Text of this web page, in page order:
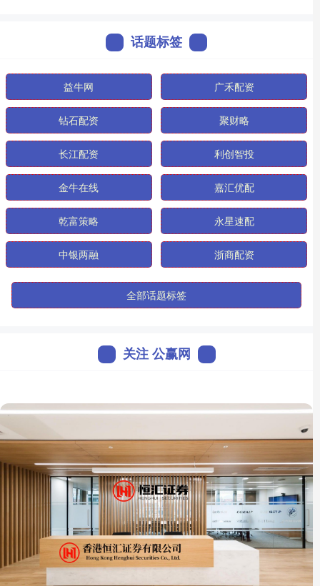
话题标签
益牛网 广禾配资
钻石配资 聚财略
长江配资 利创智投
金牛在线 嘉汇优配
乾富策略 永星速配
中银两融 浙商配资
全部话题标签
关注 公赢网